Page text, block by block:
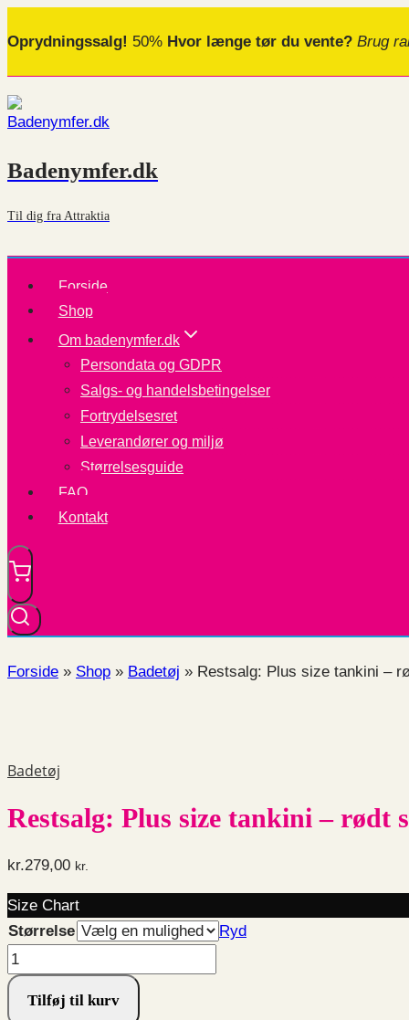
til
Oprydningssalg! 50% Hvor længe tør du vente? Brug
Badenymfer.dk
Til dig fra Attraktia
Forside
Shop
Om badenymfer.dk
Persondata og GDPR
Salgs- og handelsbetingelser
Fortrydelsesret
Leverandører og miljø
Størrelsesguide
FAQ
Kontakt
Forside » Shop » Badetøj » Restsalg: Plus size tankini –
Badetøj
Restsalg: Plus size tankini – rødt
kr.279,00 kr.
Size Chart
Størrelse
Ryd
Restsalg:
Plus
sizeTilføj til kurv